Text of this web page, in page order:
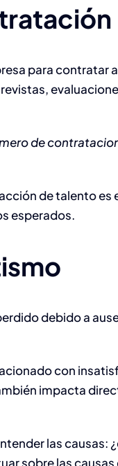
para contratar
de
de talento
esperados.
debido a
con
impacta
las causas:
sobre las